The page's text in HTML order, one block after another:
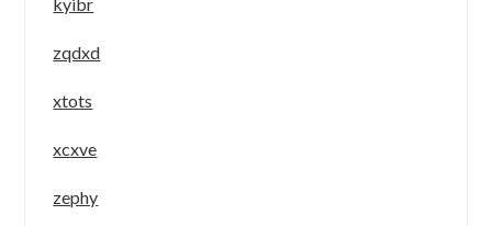
zqdxd
xtots
xcxve
zephy